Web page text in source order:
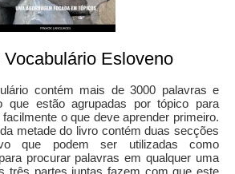
Vocabulário Esloveno
contém mais de 3000 palavras e
que estão agrupadas por tópico para
o que deve aprender primeiro.
metade do livro contém duas secções
que podem ser utilizadas como
procurar palavras em qualquer uma
três partes juntas fazem com que este